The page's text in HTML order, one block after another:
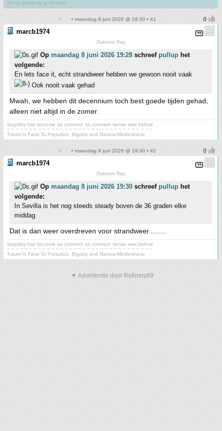
shit to perfectly good food.
• maandag 8 juni 2026 @ 19:30 • 41
marcb1974
Dakshin Ray
Op maandag 8 juni 2026 19:28 schreef pullup het
volgende:
En lets face it, echt strandweer hebben we gewoon nooit vaak
Ook nooit vaak gehad
Mwah, we hebben dit decennium toch best goede tijden gehad,
alleen niet altijd in de zomer.
stupidity has become as common as common sense was before
~ ~ ~ ~ ~ ~ ~ ~ ~ ~ ~ ~ ~ ~ ~ ~ ~ ~ ~ ~ ~ ~ ~ ~ ~ ~ ~ ~ ~ ~ ~ ~ ~
Travel Is Fatal To Prejudice, Bigotry and Narrow-Mindedness
• maandag 8 juni 2026 @ 19:30 • 42
marcb1974
Dakshin Ray
Op maandag 8 juni 2026 19:30 schreef pullup het
volgende:
In Sevilla is het nog steeds steady boven de 36 graden elke
middag
Dat is dan weer overdreven voor strandweer ........
stupidity has become as common as common sense was before
~ ~ ~ ~ ~ ~ ~ ~ ~ ~ ~ ~ ~ ~ ~ ~ ~ ~ ~ ~ ~ ~ ~ ~ ~ ~ ~ ~ ~ ~ ~ ~ ~
Travel Is Fatal To Prejudice, Bigotry and Narrow-Mindedness
▼ Advertentie door Refinery89